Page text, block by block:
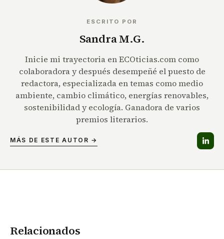
ESCRITO POR
Sandra M.G.
Inicie mi trayectoria en ECOticias.com como
colaboradora y después desempeñé el puesto de
redactora, especializada en temas como medio
ambiente, cambio climático, energías renovables,
sostenibilidad y ecología. Ganadora de varios
premios literarios.
MÁS DE ESTE AUTOR →
Relacionados